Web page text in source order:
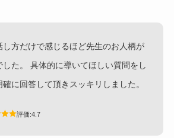
し方だけで感じるほど先生のお人柄が
した。 具体的に導いてほしい質問をし
確に回答して頂きスッキリしました。
評価:4.7